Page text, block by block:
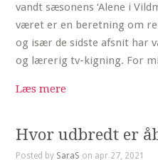
vandt sæsonens ‘Alene i
været er en beretning om
og især de sidste afsnit har
og lærerig tv-kigning. For
Læs mere
Hvor udbredt er
Posted by SaraS on apr 27, 2021